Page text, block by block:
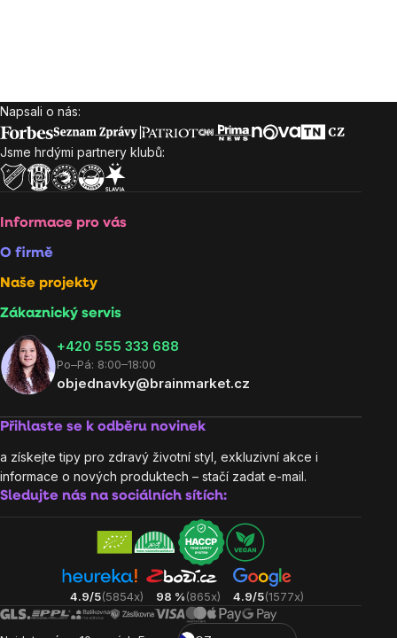
Zápatí
Napsali o nás:
Jsme hrdými partnery klubů:
Informace pro vás
O firmě
Naše projekty
Zákaznický servis
‭+420 555 333 688
Po–Pá: 8:00–18:00
objednavky@brainmarket.cz
Přihlaste se k odběru novinek
a získejte tipy pro zdravý životní styl, exkluzivní akce i
informace o nových produktech – stačí zadat e-mail.
Sledujte nás na sociálních sítích:
4.9/5(5854x) 98 %(865x) 4.9/5(1577x)